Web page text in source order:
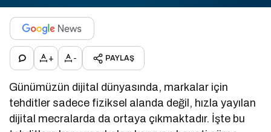
+ - PAYLAŞ
Günümüzün dijital dünyasında, markalar için
tehditler sadece fiziksel alanda değil, hızla yayılan
dijital mecralarda da ortaya çıkmaktadır. İşte bu